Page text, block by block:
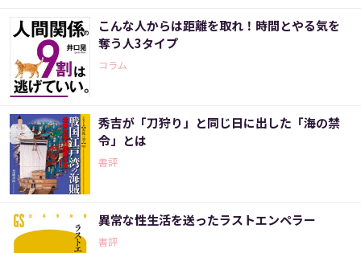
こんな人からは距離を取れ！時間とやる気を
奪う人3タイプ
コラム
秀吉が「刀狩り」と同じ日に出した「海の禁
令」とは
書評
異常な性生活を送ったラストエンペラー
書評